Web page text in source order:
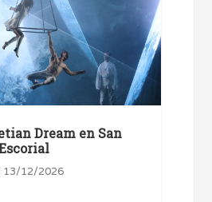
Dream en San
13/12/2026